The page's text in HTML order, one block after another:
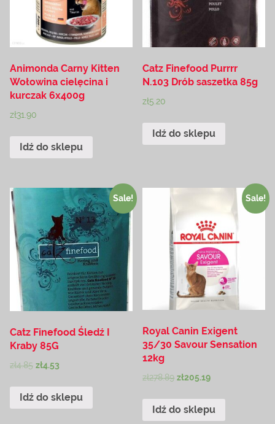
Animonda Carny Kitten
Wołowina cielęcina i
kurczak 6x400g
zł31.90
Idź do sklepu
Catz Finefood Purrrr
N.103 Drób saszetka 85g
zł5.20
Idź do sklepu
Sale!
Catz Finefood Śledź I
Kraby 85G
zł4.85 zł4.53
Idź do sklepu
Sale!
Royal Canin Exigent
35/30 Savour Sensation
12kg
zł278.89 zł205.19
Idź do sklepu